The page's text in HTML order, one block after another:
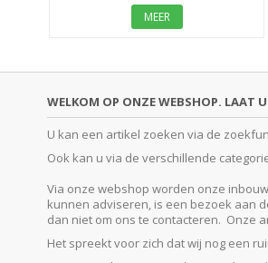
MEER
WELKOM OP ONZE WEBSHOP. LAAT
U kan een artikel zoeken via de
Ook kan u via de verschillende
Via onze webshop worden onze
kunnen adviseren, is een bezoek aan
dan niet om ons te contacteren. Onze
Het spreekt voor zich dat wij nog een